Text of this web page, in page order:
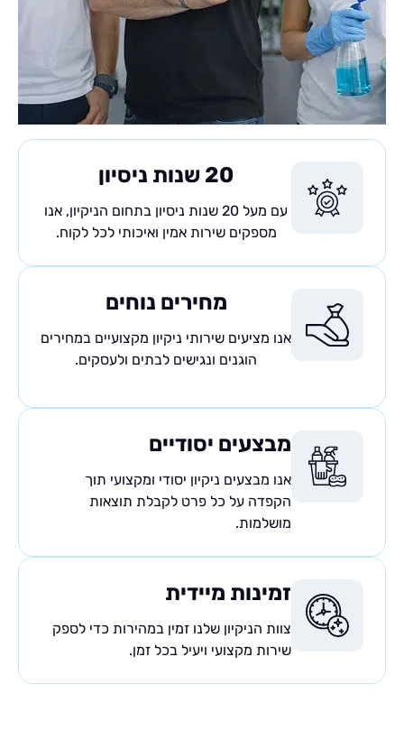
עם מעל 20 שנות ניסיון בתחום הניקיון, אנו
מספקים שירות אמין ואיכותי לכל לקוח.
מחירים נוחים
אנו מציעים שירותי ניקיון מקצועיים במחירים
הוגנים ונגישים לבתים ולעסקים.
מבצעים יסודיים
אנו מבצעים ניקיון יסודי ומקצועי תוך
הקפדה על כל פרט לקבלת תוצאות
מושלמות.
זמינות מיידית
צוות הניקיון שלנו זמין במהירות כדי לספק
שירות מקצועי ויעיל בכל זמן.